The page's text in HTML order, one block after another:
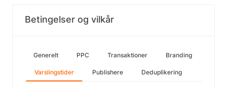
Betingelser og vilkår
Generelt PPC Transaktioner Branding
Varslingstider Publishere Deduplikering